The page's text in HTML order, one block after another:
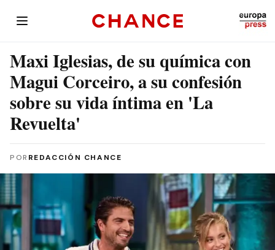
Maxi Iglesias, de su química con
Magui Corceiro, a su confesión
sobre su vida íntima en 'La
Revuelta'
POR REDACCIÓN CHANCE